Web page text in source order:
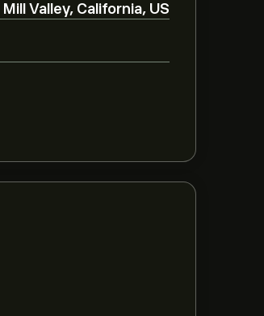
Mill Valley, California, US